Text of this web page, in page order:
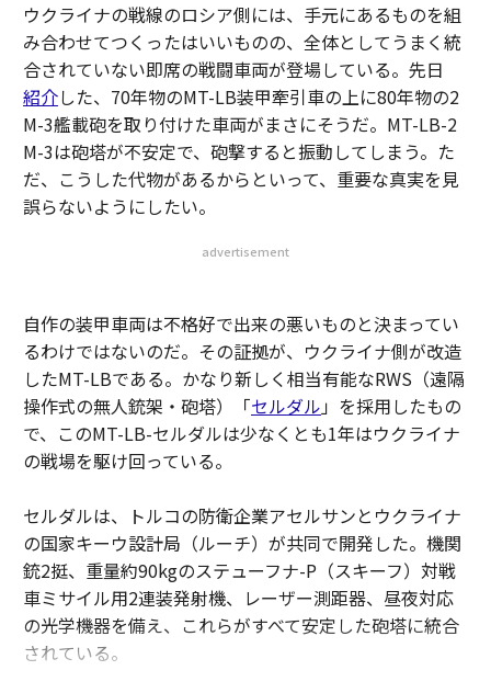
ウクライナの戦線のロシア側には、手元にあるものを組
み合わせてつくったはいいものの、全体としてうまく統
合されていない即席の戦闘車両が登場している。先日
紹介した、70年物のMT-LB装甲牽引車の上に80年物の2
M-3艦載砲を取り付けた車両がまさにそうだ。MT-LB-2
M-3は砲塔が不安定で、砲撃すると振動してしまう。た
だ、こうした代物があるからといって、重要な真実を見
誤らないようにしたい。
advertisement
自作の装甲車両は不格好で出来の悪いものと決まってい
るわけではないのだ。その証拠が、ウクライナ側が改造
したMT-LBである。かなり新しく相当有能なRWS（遠隔
操作式の無人銃架・砲塔）「セルダル」を採用したもの
で、このMT-LB-セルダルは少なくとも1年はウクライナ
の戦場を駆け回っている。
セルダルは、トルコの防衛企業アセルサンとウクライナ
の国家キーウ設計局（ルーチ）が共同で開発した。機関
銃2挺、重量約90kgのステューフナ-P（スキーフ）対戦
車ミサイル用2連装発射機、レーザー測距器、昼夜対応
の光学機器を備え、これらがすべて安定した砲塔に統合
されている。